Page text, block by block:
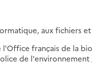
aux fichiers
français de la
de l'environnement